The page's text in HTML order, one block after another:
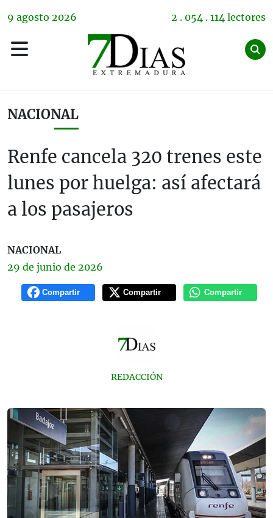
9 agosto 2026 2 . 054 . 114 lectores
NACIONAL
Renfe cancela 320 trenes este
lunes por huelga: así afectará
a los pasajeros
NACIONAL
29 de junio de 2026
Compartir Compartir Compartir
REDACCIÓN